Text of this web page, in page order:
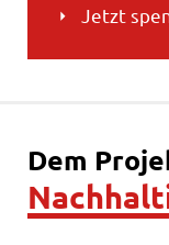
Jetzt
Dem